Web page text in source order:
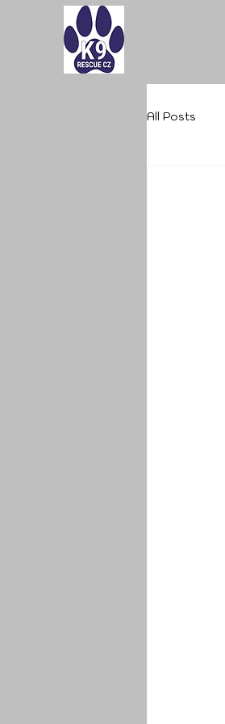
All Posts